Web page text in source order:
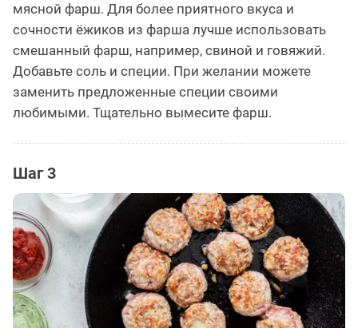
мясной фарш. Для более приятного вкуса и
сочности ёжиков из фарша лучше использовать
смешанный фарш, например, свиной и говяжий.
Добавьте соль и специи. При желании можете
заменить предложенные специи своими
любимыми. Тщательно вымесите фарш.
Шаг 3